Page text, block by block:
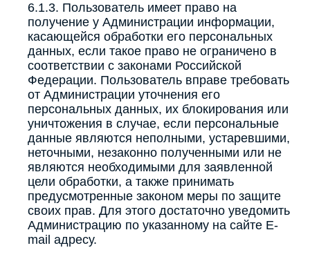
6.1.3. Пользователь имеет право на
получение у Администрации информации,
касающейся обработки его персональных
данных, если такое право не ограничено в
соответствии с законами Российской
Федерации. Пользователь вправе требовать
от Администрации уточнения его
персональных данных, их блокирования или
уничтожения в случае, если персональные
данные являются неполными, устаревшими,
неточными, незаконно полученными или не
являются необходимыми для заявленной
цели обработки, а также принимать
предусмотренные законом меры по защите
своих прав. Для этого достаточно уведомить
Администрацию по указанному на сайте E-
mail адресу.